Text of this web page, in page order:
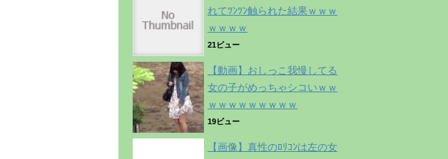
れてﾂﾝﾂﾝ触られた結果ｗｗｗ
ｗｗｗｗ
21ビュー
【動画】おしっこ我慢してる
女の子がめっちゃシコいｗｗ
ｗｗｗｗｗｗｗｗｗ
19ビュー
【画像】真性のﾛﾘｺﾝは左の女